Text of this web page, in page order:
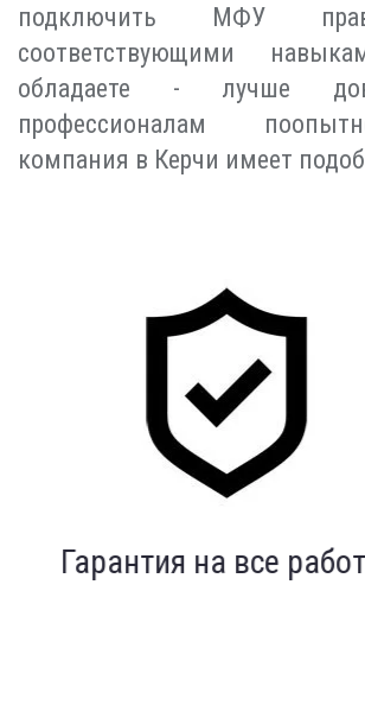
подключить МФУ
соответствующими
обладаете - лучше
профессионалам
компания в Керчи имеет
Индивидуальный